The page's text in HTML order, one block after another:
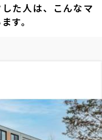
た人は、こんなマ
す。